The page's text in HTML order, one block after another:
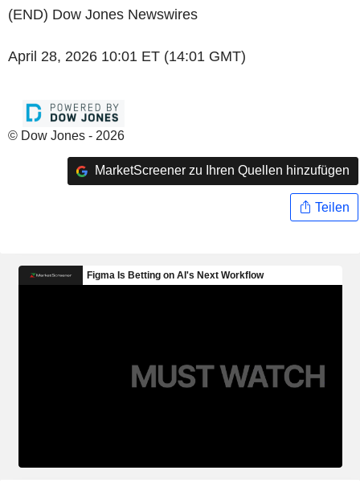
(END) Dow Jones Newswires
April 28, 2026 10:01 ET (14:01 GMT)
© Dow Jones - 2026
MarketScreener zu Ihren Quellen hinzufügen
Teilen